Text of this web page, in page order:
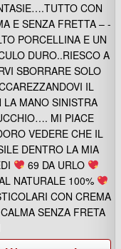
CON
E SENZA FRETTA – -
PORCELLINA E UN
DURO..RIESCO A
SBORRARE SOLO
IL
MANO SINISTRA
MI PIACE
VEDERE CHE IL
DENTRO LA MIA
69 DA URLO
NATURALE 100%
CON CREMA
SENZA FRETA